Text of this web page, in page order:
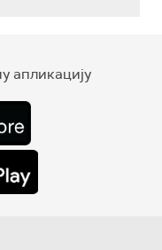
апликацију